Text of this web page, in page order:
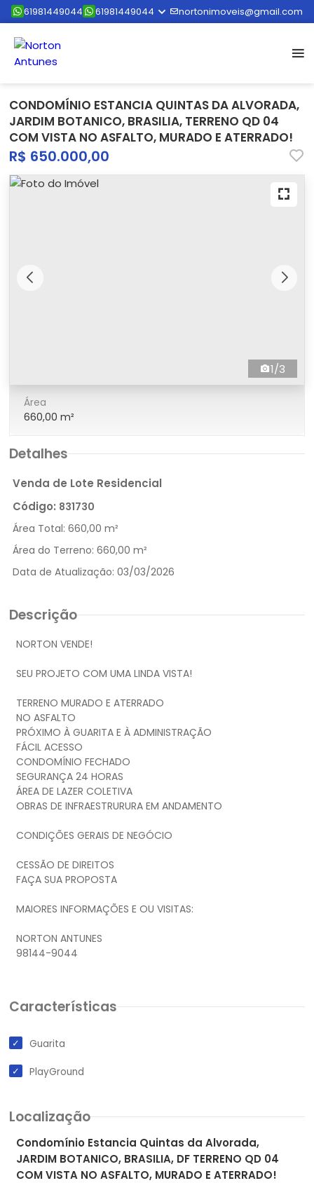
61981449044 61981449044 nortonimoveis@gmail.com
CONDOMÍNIO ESTANCIA QUINTAS DA ALVORADA,
JARDIM BOTANICO, BRASILIA, TERRENO QD 04
COM VISTA NO ASFALTO, MURADO E ATERRADO!
R$ 650.000,00
1/3
Área
660,00 m²
Detalhes
Venda de Lote Residencial
Código: 831730
Área Total: 660,00 m²
Área do Terreno: 660,00 m²
Data de Atualização: 03/03/2026
Descrição
NORTON VENDE!
SEU PROJETO COM UMA LINDA VISTA!
TERRENO MURADO E ATERRADO
NO ASFALTO
PRÓXIMO À GUARITA E À ADMINISTRAÇÃO
FÁCIL ACESSO
CONDOMÍNIO FECHADO
SEGURANÇA 24 HORAS
ÁREA DE LAZER COLETIVA
OBRAS DE INFRAESTRURURA EM ANDAMENTO
CONDIÇÕES GERAIS DE NEGÓCIO
CESSÃO DE DIREITOS
FAÇA SUA PROPOSTA
MAIORES INFORMAÇÕES E OU VISITAS:
NORTON ANTUNES
Características
Guarita
PlayGround
Localização
Condomínio Estancia Quintas da Alvorada,
JARDIM BOTANICO, BRASILIA, DF TERRENO QD 04
COM VISTA NO ASFALTO, MURADO E ATERRADO!